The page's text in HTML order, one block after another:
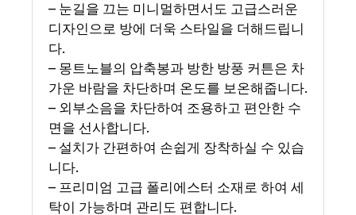
– 눈길을 끄는 미니멀하면서도 고급스러운
디자인으로 방에 더욱 스타일을 더해드립니
다.
– 몽트노블의 압축봉과 방한 방풍 커튼은 차
가운 바람을 차단하며 온도를 보온해줍니다.
– 외부소음을 차단하여 조용하고 편안한 수
면을 선사합니다.
– 설치가 간편하여 손쉽게 장착하실 수 있습
니다.
– 프리미엄 고급 폴리에스터 소재로 하여 세
탁이 가능하며 관리도 편합니다.